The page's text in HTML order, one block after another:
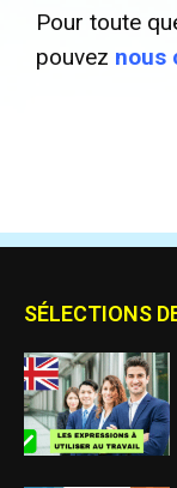
Pour toute
pouvez nous
SÉLECTIONS